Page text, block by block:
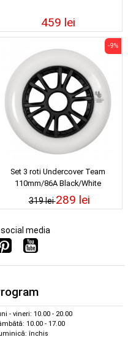
459 lei
Set 3 roti Undercover Team
110mm/86A Black/White
319 lei
-9%
289 lei
media
- vineri: 10.00 - 20.00
10.00 - 17.00
închis